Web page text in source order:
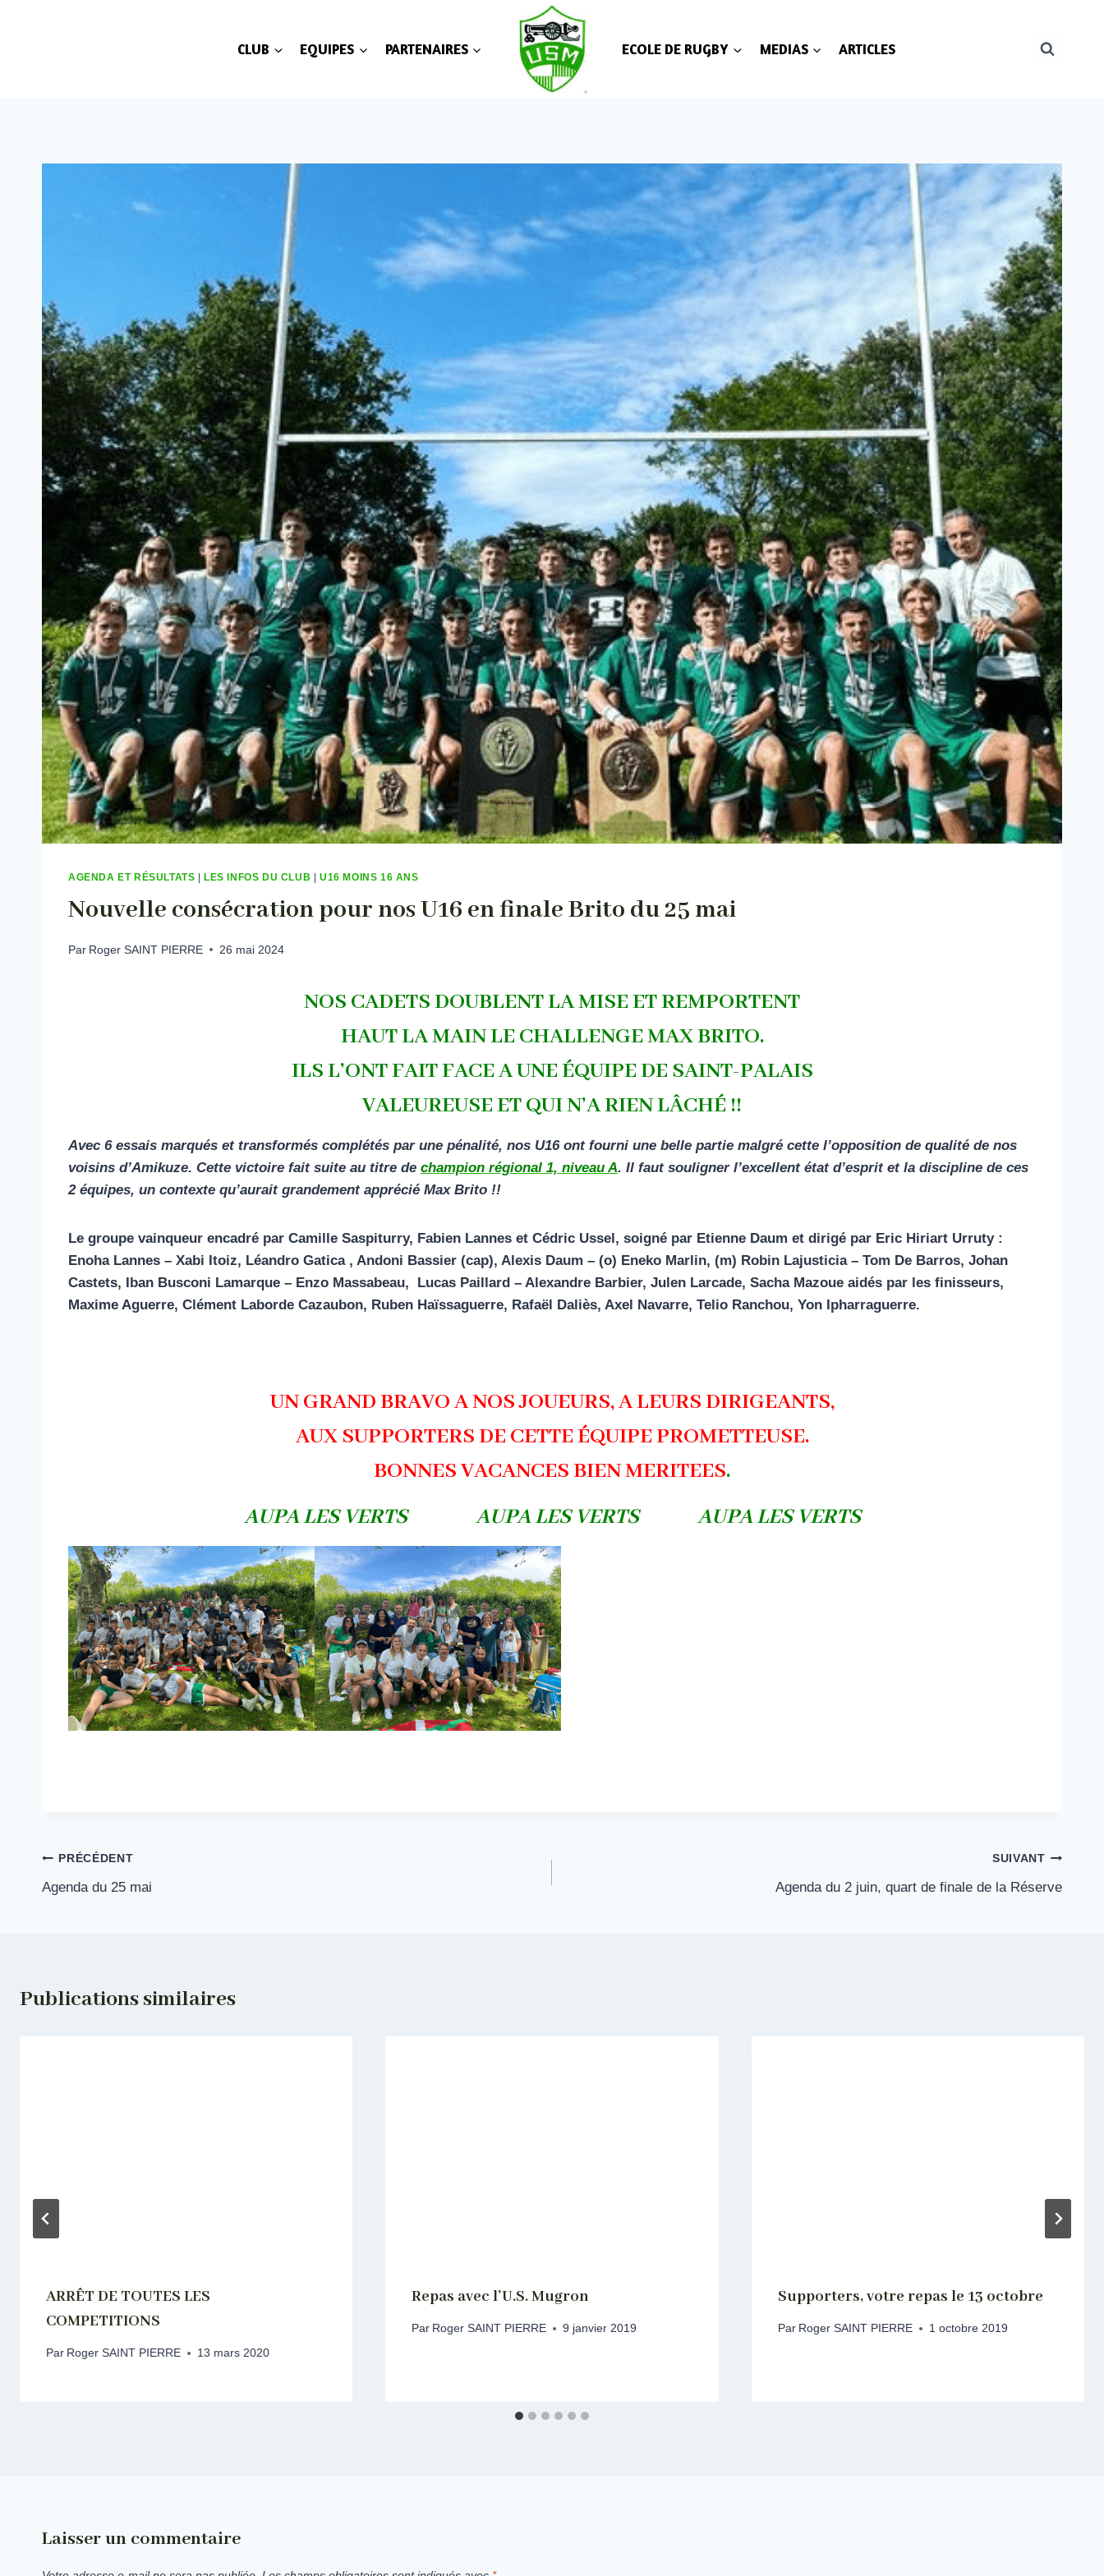
CLUB EQUIPES PARTENAIRES ECOLE DE RUGBY MEDIAS ARTICLES
AGENDA ET RÉSULTATS LES INFOS DU CLUB |U16 MOINS 16 ANS
Nouvelle consécration pour nos U16 en finale Brito du 25 mai
Par Roger SAINT PIERRE 26 mai 2024
NOS CADETS DOUBLENT LA MISE ET REMPORTENT
HAUT LA MAIN LE CHALLENGE MAX BRITO.
ILS L’ONT FAIT FACE A UNE ÉQUIPE DE SAINT-PALAIS
VALEUREUSE ET QUI N’A RIEN LÂCHÉ !!
Avec 6 essais marqués et transformés complétés par une pénalité, nos U16 ont fourni une belle partie malgré cette l’opposition de qualité de nos
voisins d’Amikuze. Cette victoire fait suite au titre de champion régional 1, niveau A. Il faut souligner l’excellent état d’esprit et la discipline de ces
2 équipes, un contexte qu’aurait grandement apprécié Max Brito !!
Le groupe vainqueur encadré par Camille Saspiturry, Fabien Lannes et Cédric Ussel, soigné par Etienne Daum et dirigé par Eric Hiriart Urruty :
Enoha Lannes – Xabi Itoiz, Léandro Gatica , Andoni Bassier (cap), Alexis Daum – (o) Eneko Marlin, (m) Robin Lajusticia – Tom De Barros, Johan
Castets, Iban Busconi Lamarque – Enzo Massabeau, Lucas Paillard – Alexandre Barbier, Julen Larcade, Sacha Mazoue aidés par les finisseurs,
Maxime Aguerre, Clément Laborde Cazaubon, Ruben Haïssaguerre, Rafaël Daliès, Axel Navarre, Telio Ranchou, Yon Ipharraguerre.
UN GRAND BRAVO A NOS JOUEURS, A LEURS DIRIGEANTS,
AUX SUPPORTERS DE CETTE ÉQUIPE PROMETTEUSE.
BONNES VACANCES BIEN MERITEES.
AUPA LES VERTS AUPA LES VERTS AUPA LES VERTS
Navigation
de
PRÉCÉDENT
Agenda du 25 mai
SUIVANT
Agenda du 2 juin, quart de finale de la Réserve
Publications similaires
ARRÊT DE TOUTES LES
COMPETITIONS
Par Roger SAINT PIERRE 13 mars 2020
Repas avec l’U.S. Mugron
Par Roger SAINT PIERRE 9 janvier 2019
Supporters, votre repas le 13 octobre
Par Roger SAINT PIERRE 1 octobre 2019
Laisser un commentaire